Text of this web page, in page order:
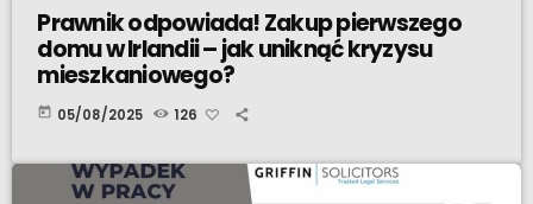
Prawnik odpowiada! Zakup pierwszego
domu w Irlandii – jak uniknąć kryzysu
mieszkaniowego?
today 05/08/2025 126